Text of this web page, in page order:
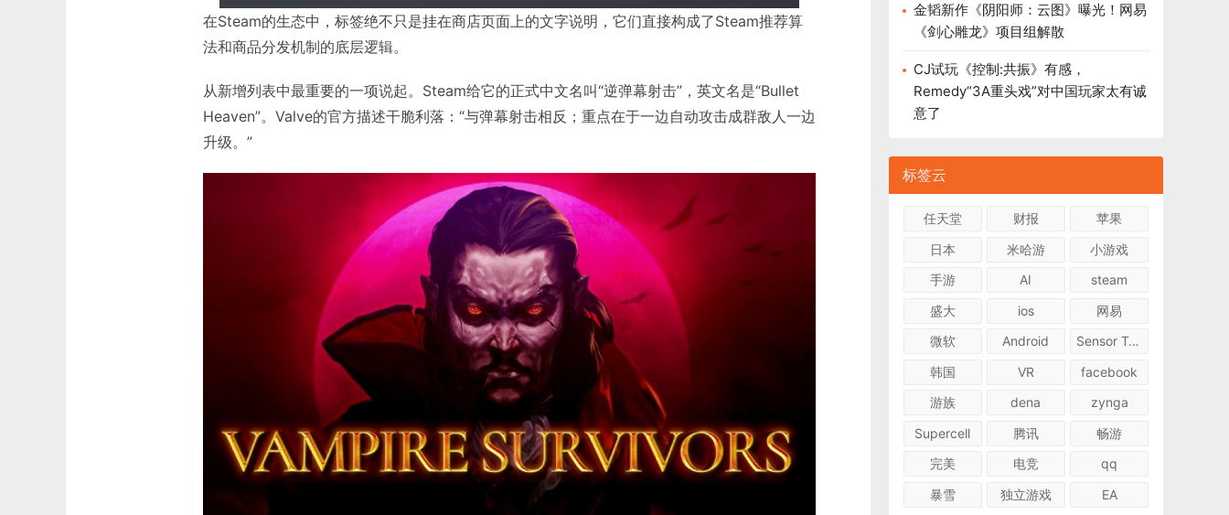
在Steam的生态中，标签绝不只是挂在商店页面上的文字说明，它们直接构成了Steam推荐算
法和商品分发机制的底层逻辑。
从新增列表中最重要的一项说起。Steam给它的正式中文名叫“逆弹幕射击”，英文名是“Bullet
Heaven”。Valve的官方描述干脆利落：“与弹幕射击相反；重点在于一边自动攻击成群敌人一边
升级。”
金韬新作《阴阳师：云图》曝光！网易
《剑心雕龙》项目组解散
CJ试玩《控制:共振》有感，
Remedy“3A重头戏”对中国玩家太有诚
意了
标签云
任天堂 财报
苹果
日本
米哈游
小游戏
手游
AI
steam
盛大
ios
网易
微软
Android
Sensor Tower
韩国
VR
facebook
游族
dena
zynga
Supercell
腾讯
畅游
完美
电竞
qq
暴雪
独立游戏 EA